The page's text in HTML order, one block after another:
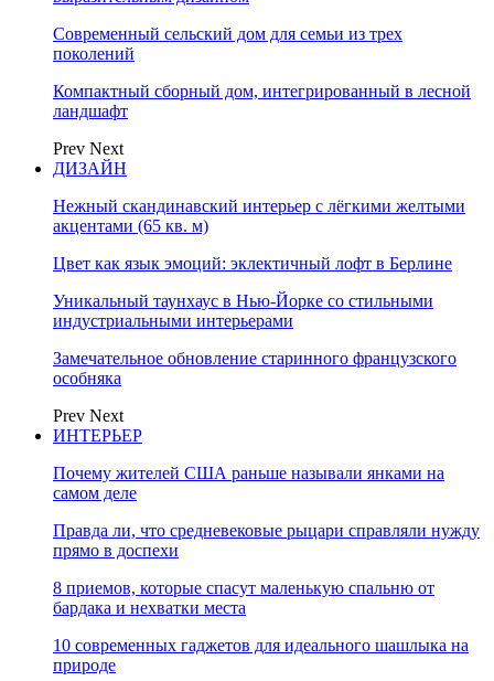
Современный сельский дом для семьи из трех
поколений
Компактный сборный дом, интегрированный в лесной
ландшафт
Prev Next
ДИЗАЙН
Нежный скандинавский интерьер с лёгкими желтыми
акцентами (65 кв. м)
Цвет как язык эмоций: эклектичный лофт в Берлине
Уникальный таунхаус в Нью-Йорке со стильными
индустриальными интерьерами
Замечательное обновление старинного французского
особняка
Prev Next
ИНТЕРЬЕР
Почему жителей США раньше называли янками на
самом деле
Правда ли, что средневековые рыцари справляли нужду
прямо в доспехи
8 приемов, которые спасут маленькую спальню от
бардака и нехватки места
10 современных гаджетов для идеального шашлыка на
природе